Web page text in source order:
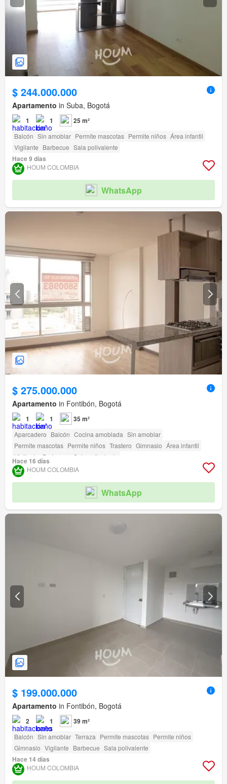
$ 244.000.000
Apartamento in Suba, Bogotá
1 1 25 m²
Balcón Sin amoblar Permite mascotas Permite niños Área infantil
Vigilante Barbecue Sala polivalente
Hace 9 días
HOUM COLOMBIA
WhatsApp
$ 275.000.000
Apartamento in Fontibón, Bogotá
1 1 35 m²
Aparcadero Balcón Cocina amoblada Sin amoblar
Permite mascotas Permite niños Trastero Gimnasio Área infantil
Vigilante
Barbecue Sala polivalente
Hace 16 días
HOUM COLOMBIA
WhatsApp
$ 199.000.000
Apartamento in Fontibón, Bogotá
2 1 39 m²
Balcón Sin amoblar Terraza Permite mascotas Permite niños
Gimnasio Vigilante Barbecue Sala polivalente
Hace 14 días
HOUM COLOMBIA